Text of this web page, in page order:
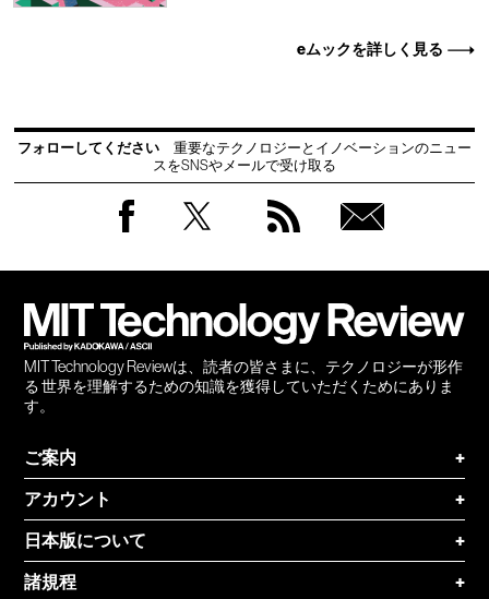
eムックを詳しく見る
フォローしてください
重要なテクノロジーとイノベーションのニュー
スをSNSやメールで受け取る
MIT Technology Reviewは、読者の皆さまに、テクノロジーが形作
る 世界を理解するための知識を獲得していただくためにありま
す。
ご案内
+
アカウント
+
日本版について
+
諸規程
+